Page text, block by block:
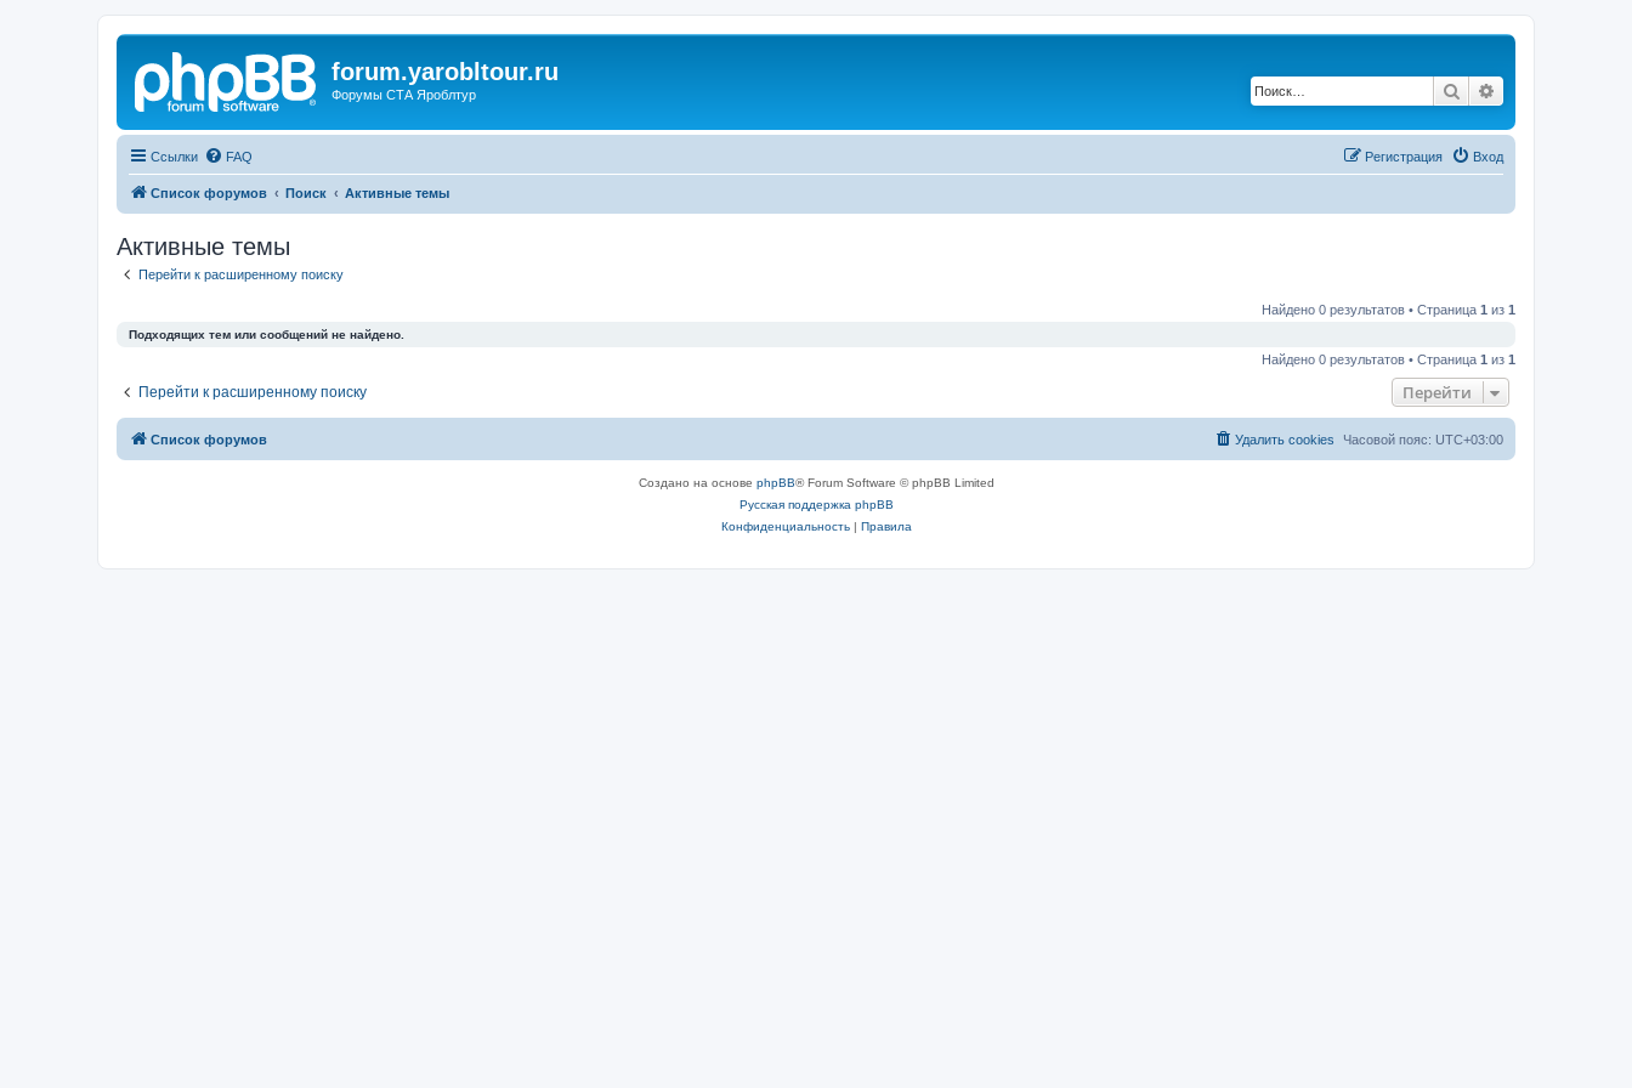
forum.yarobltour.ru
Форумы СТА Яроблтур Поиск
Ссылки FAQ Вход
Регистрация
Список форумов Поиск Активные темы
Активные темы
Перейти к расширенному поиску
Найдено 0 результатов • Страница 1 из 1
Подходящих тем или сообщений не найдено.
Найдено 0 результатов • Страница 1 из 1
Перейти к расширенному поиску Перейти
Список форумов Часовой пояс: UTC+03:00
Удалить cookies
Создано на основе phpBB® Forum Software © phpBB Limited
Русская поддержка phpBB
Конфиденциальность| Правила